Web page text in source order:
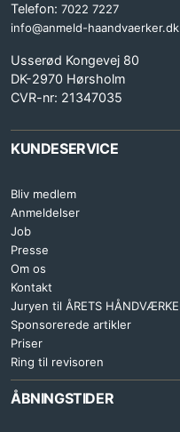
Telefon: 7022 7227
info@anmeld-haandvaerker.dk
Usserød Kongevej 80
DK-2970 Hørsholm
CVR-nr: 21347035
KUNDESERVICE
Bliv medlem
Anmeldelser
Job
Presse
Om os
Kontakt
Juryen til ÅRETS
Sponsorerede artikler
Priser
Ring til revisoren
ÅBNINGSTIDER